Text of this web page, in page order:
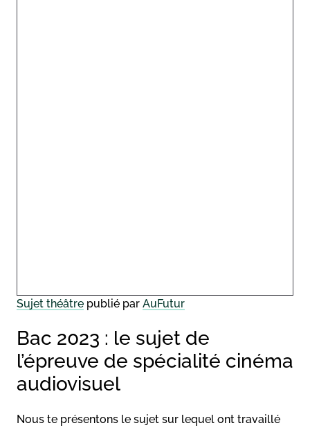
Sujet théâtre publié par AuFutur
Bac 2023 : le sujet de
l’épreuve de spécialité cinéma
audiovisuel
Nous te présentons le sujet sur lequel ont travaillé